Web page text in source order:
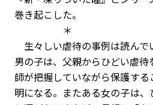
巻き起こした。
＊
生々しい虐待の事例は読んで
男の子は、父親からひどい虐
師が把握していながら保護す
明になる。またある女の子は